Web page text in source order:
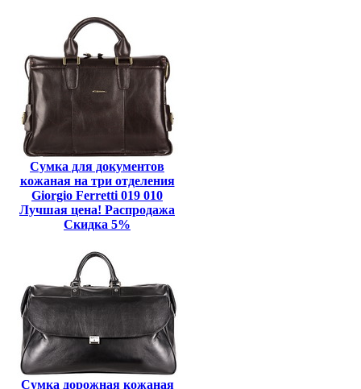
Сумка для документов
кожаная на три отделения
Giorgio Ferretti 019 010
Лучшая цена! Распродажа
Скидка 5%
Сумка дорожная кожаная